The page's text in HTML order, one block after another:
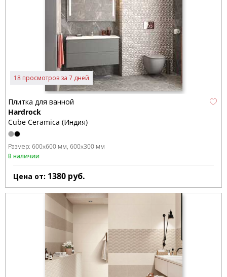
18 просмотров за 7 дней
Плитка для ванной
Hardrock
Cube Ceramica (Индия)
Размер: 600x600 мм 600x300 мм
В наличии
Цена от: 1380 руб.